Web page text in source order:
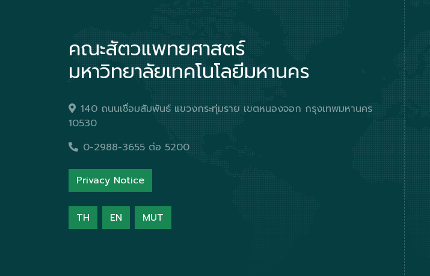
คณะสัตวแพทยศาสตร์
มหาวิทยาลัยเทคโนโลยีมหานคร
140 ถนนเชื่อมสัมพันธ์ แขวงกระทุ่มราย เขตหนองจอก กรุงเทพมหานคร
10530
0-2988-3655 ต่อ 5200
Privacy Notice
TH EN MUT